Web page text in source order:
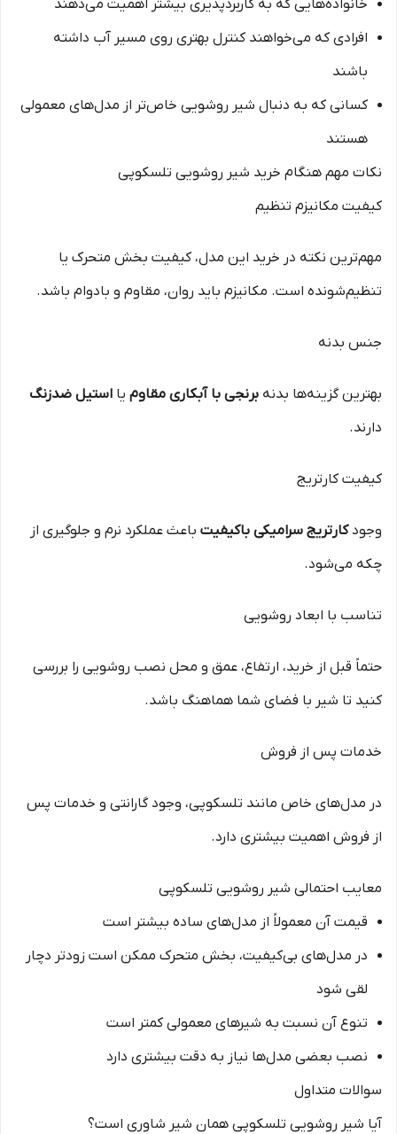
خانواده‌هایی که به کاربردپذیری بیشتر اهمیت می‌دهند
افرادی که می‌خواهند کنترل بهتری روی مسیر آب داشته
باشند
کسانی که به دنبال شیر روشویی خاص‌تر از مدل‌های معمولی
هستند
نکات مهم هنگام خرید شیر روشویی تلسکوپی
کیفیت مکانیزم تنظیم
مهم‌ترین نکته در خرید این مدل، کیفیت بخش متحرک یا
تنظیم‌شونده است. مکانیزم باید روان، مقاوم و بادوام باشد.
جنس بدنه
بهترین گزینه‌ها بدنه برنجی با آبکاری مقاوم یا استیل ضدزنگ
دارند.
کیفیت کارتریج
وجودکارتریج سرامیکی باکیفیت باعث عملکرد نرم و جلوگیری از
چکه می‌شود.
تناسب با ابعاد روشویی
حتماً قبل از خرید، ارتفاع، عمق و محل نصب روشویی را بررسی
کنید تا شیر با فضای شما هماهنگ باشد.
خدمات پس از فروش
در مدل‌های خاص مانند تلسکوپی، وجود گارانتی و خدمات پس
از فروش اهمیت بیشتری دارد.
معایب احتمالی شیر روشویی تلسکوپی
قیمت آن معمولاً از مدل‌های ساده بیشتر است
در مدل‌های بی‌کیفیت، بخش متحرک ممکن است زودتر دچار
لقی شود
تنوع آن نسبت به شیرهای معمولی کمتر است
نصب بعضی مدل‌ها نیاز به دقت بیشتری دارد
سوالات متداول
آیا شیر روشویی تلسکوپی همان شیر شاوری است؟